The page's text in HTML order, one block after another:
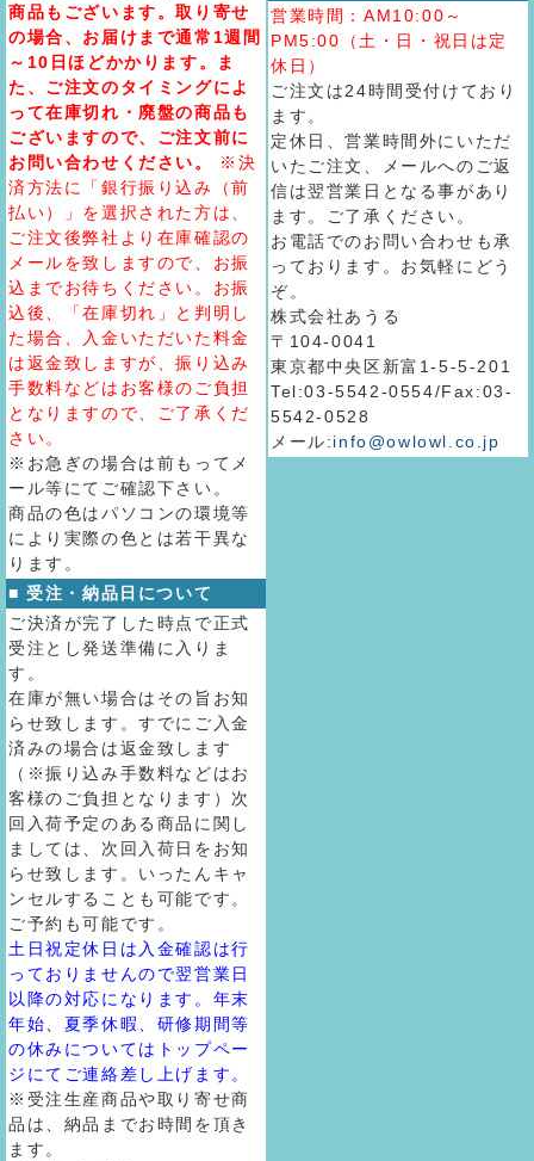
商品もございます。取り寄せ
の場合、お届けまで通常1週間
～10日ほどかかります。ま
た、ご注文のタイミングによ
って在庫切れ・廃盤の商品も
ございますので、ご注文前に
お問い合わせください。
※決
済方法に「銀行振り込み（前
払い）」を選択された方は、
ご注文後弊社より在庫確認の
メールを致しますので、お振
込までお待ちください。お振
込後、「在庫切れ」と判明し
た場合、入金いただいた料金
は返金致しますが、振り込み
手数料などはお客様のご負担
となりますので、ご了承くだ
さい。
※お急ぎの場合は前もってメ
ール等にてご確認下さい。
商品の色はパソコンの環境等
により実際の色とは若干異な
ります。
■ 受注・納品日について
ご決済が完了した時点で正式
受注とし発送準備に入りま
す。
在庫が無い場合はその旨お知
らせ致します。すでにご入金
済みの場合は返金致します
（※振り込み手数料などはお
客様のご負担となります）次
回入荷予定のある商品に関し
ましては、次回入荷日をお知
らせ致します。いったんキャ
ンセルすることも可能です。
ご予約も可能です。
土日祝定休日は入金確認は行
っておりませんので翌営業日
以降の対応になります。年末
年始、夏季休暇、研修期間等
の休みについてはトップペー
ジにてご連絡差し上げます。
※受注生産商品や取り寄せ商
品は、納品までお時間を頂き
ます。
営業時間：AM10:00～
PM5:00（土・日・祝日は定
休日）
ご注文は24時間受付けており
ます。
定休日、営業時間外にいただ
いたご注文、メールへのご返
信は翌営業日となる事があり
ます。ご了承ください。
お電話でのお問い合わせも承
っております。お気軽にどう
ぞ。
株式会社あうる
〒104-0041
東京都中央区新富1-5-5-201
Tel:03-5542-0554/Fax:03-
5542-0528
メール:info@owlowl.co.jp